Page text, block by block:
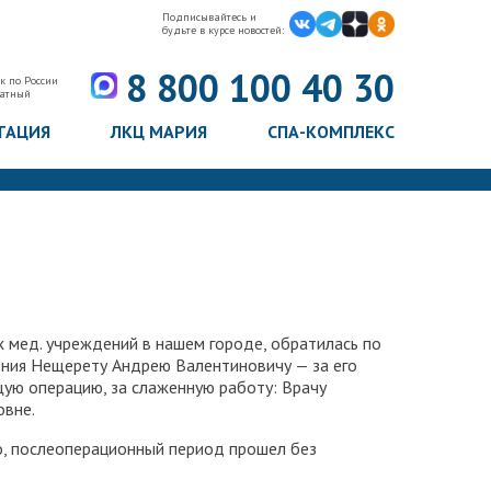
Подписывайтесь и
будьте в курсе новостей:
по России
8 800 100 40 30
ЛКЦ МАРИЯ СПА-КОМПЛЕКС
учреждений в нашем городе, обратилась по
Нещерету Андрею Валентиновичу — за его
операцию, за слаженную работу: Врачу
послеоперационный период прошел без